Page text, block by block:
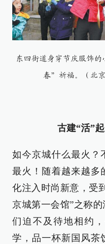
东四街道身穿节庆服饰
春”祈福。（北
古建“活”
如今京城什么最火？
最火！随着越来越多
化注入时尚新意，受
京城第一会馆”之称
们迫不及待地相约
学，品一杯新国风茶